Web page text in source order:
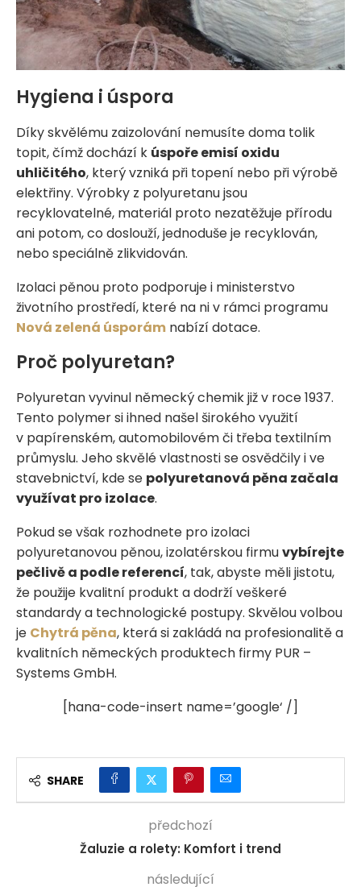
Hygiena i úspora
Díky skvělému zaizolování nemusíte doma tolik
topit, čímž dochází k úspoře emisí oxidu
uhličitého, který vzniká při topení nebo při výrobě
elektřiny. Výrobky z polyuretanu jsou
recyklovatelné, materiál proto nezatěžuje přírodu
ani potom, co doslouží, jednoduše je recyklován,
nebo speciálně zlikvidován.
Izolaci pěnou proto podporuje i ministerstvo
životního prostředí, které na ni v rámci programu
Nová zelená úsporám nabízí dotace.
Proč polyuretan?
Polyuretan vyvinul německý chemik již v roce 1937.
Tento polymer si ihned našel širokého využití
v papírenském, automobilovém či třeba textilním
průmyslu. Jeho skvělé vlastnosti se osvědčily i ve
stavebnictví, kde se polyuretanová pěna začala
využívat pro izolace.
Pokud se však rozhodnete pro izolaci
polyuretanovou pěnou, izolatérskou firmuvybírejte
pečlivě a podle referencí, tak, abyste měli jistotu,
že použije kvalitní produkt a dodrží veškeré
standardy a technologické postupy. Skvělou volbou
je Chytrá pěna, která si zakládá na profesionalitě a
kvalitních německých produktech firmy PUR –
Systems GmbH.
[hana-code-insert name=’google‘ /]
SHARE
předchozí
Žaluzie a rolety: Komfort i trend
následující